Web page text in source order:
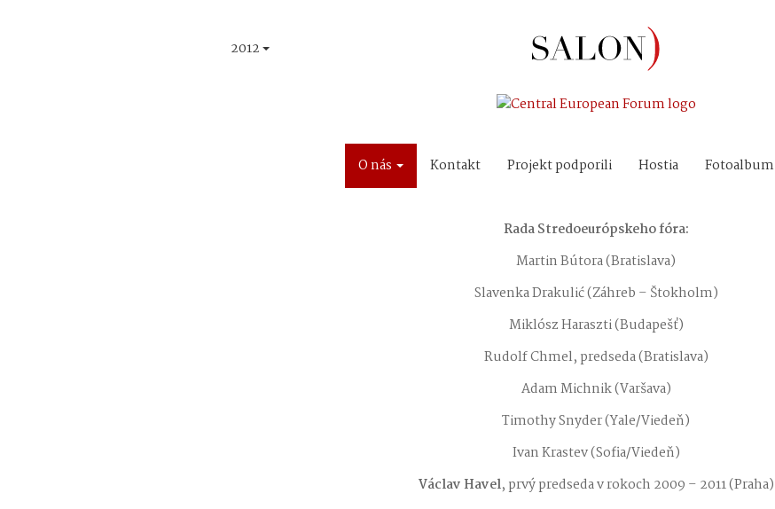
2012
O nás Kontakt Projekt podporili Hostia Fotoalbum
Rada Stredoeurópskeho fóra:
Martin Bútora (Bratislava)
Slavenka Drakulić (Záhreb – Štokholm)
Miklósz Haraszti (Budapešť)
Rudolf Chmel, predseda (Bratislava)
Adam Michnik (Varšava)
Timothy Snyder (Yale/Viedeň)
Ivan Krastev (Sofia/Viedeň)
Václav Havel, prvý predseda v rokoch 2009 – 2011 (Praha)